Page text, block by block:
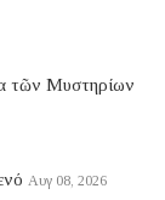
τῶν Μυστηρίων
Αυγ 08, 2026